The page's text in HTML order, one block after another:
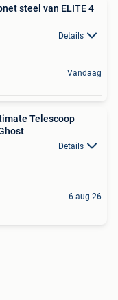
steel van ELITE 4
Details
Vandaag
Telescoop
Details
6 aug 26